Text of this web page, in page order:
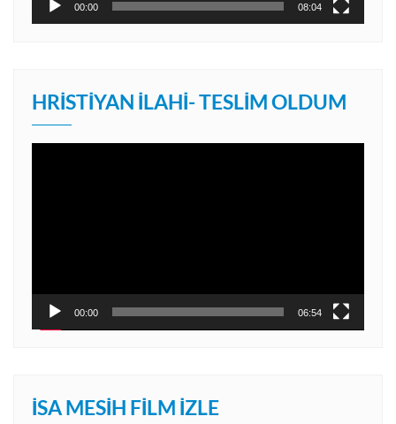
00:00 08:04
HRISTIYAN İLAHI- TESLIM OLDUM
00:00 06:54
İSA MESIH FILM İZLE